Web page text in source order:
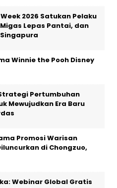
2026 Satukan Pelaku
Lepas Pantai, dan
Winnie the Pooh Disney
Pertumbuhan
Mewujudkan Era Baru
Promosi Warisan
di Chongzuo,
Webinar Global Gratis